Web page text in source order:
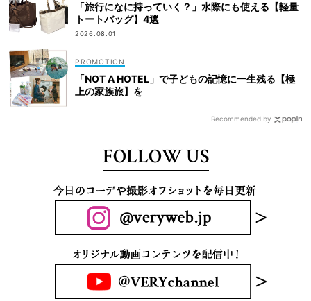
「旅行になに持っていく？」水際にも使える【軽量
トートバッグ】4選
2026.08.01
「NOT A HOTEL」で子どもの記憶に一生残る【極
上の家族旅】を
Recommended by
FOLLOW US